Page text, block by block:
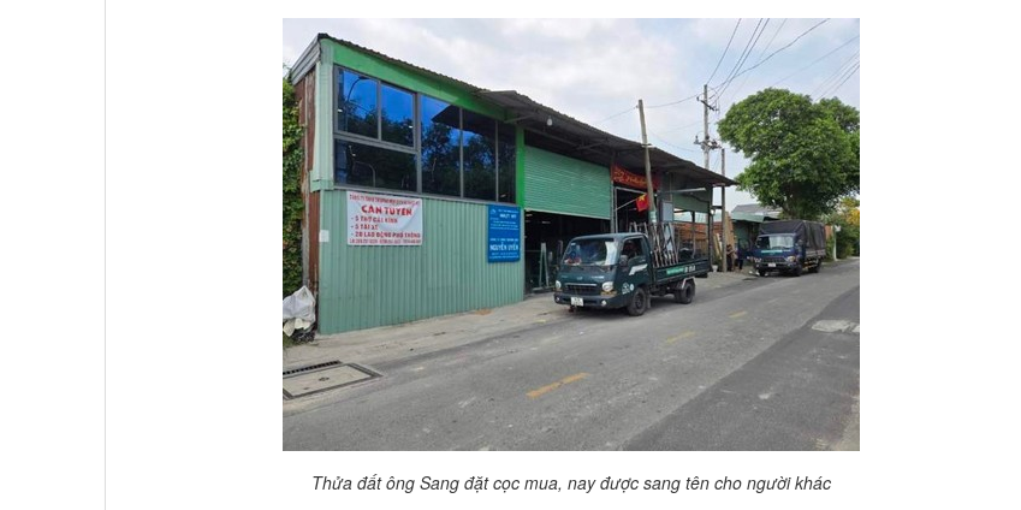
Thửa đất ông Sang đặt cọc mua, nay được sang tên cho người khác